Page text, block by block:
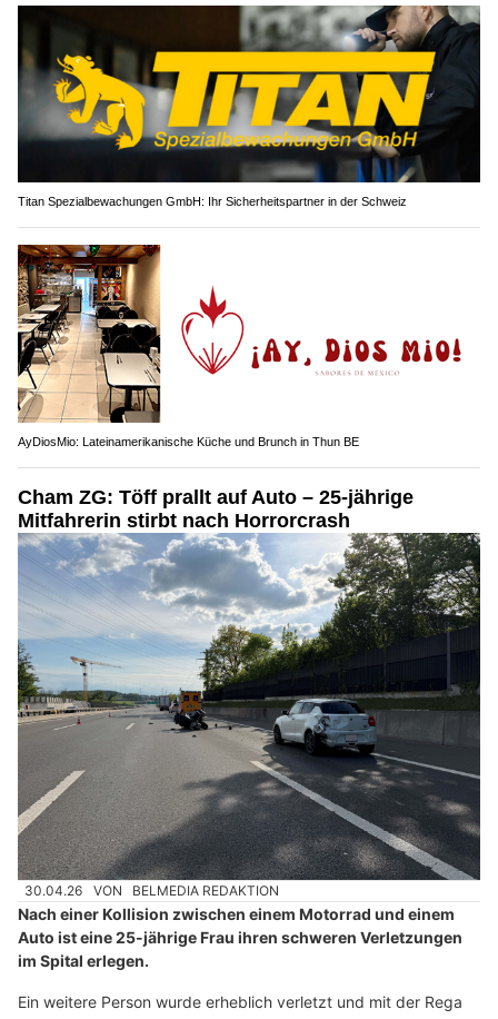
Titan Spezialbewachungen GmbH: Ihr Sicherheitspartner in der Schweiz
AyDiosMio: Lateinamerikanische Küche und Brunch in Thun BE
Cham ZG: Töff prallt auf Auto – 25-jährige
Mitfahrerin stirbt nach Horrorcrash
30.04.26 VON BELMEDIA REDAKTION
Nach einer Kollision zwischen einem Motorrad und einem
Auto ist eine 25-jährige Frau ihren schweren Verletzungen
im Spital erlegen.
Ein weitere Person wurde erheblich verletzt und mit der Rega